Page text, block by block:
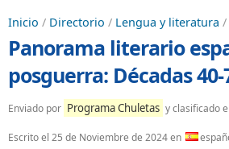
Inicio / Directorio / Lengua y literatura /
Panorama literario
posguerra: Décadas 40-
Enviado por Programa Chuletas y clasificado
Escrito el 25 de Noviembre de 2024en